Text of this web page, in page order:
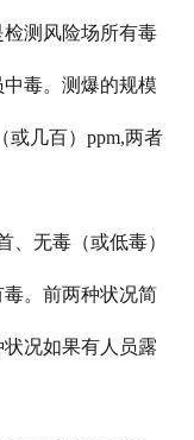
测风险场所有毒
毒。测爆的规模
或几百）ppm,两者
无毒（或低毒）
。前两种状况简
况如果有人员露